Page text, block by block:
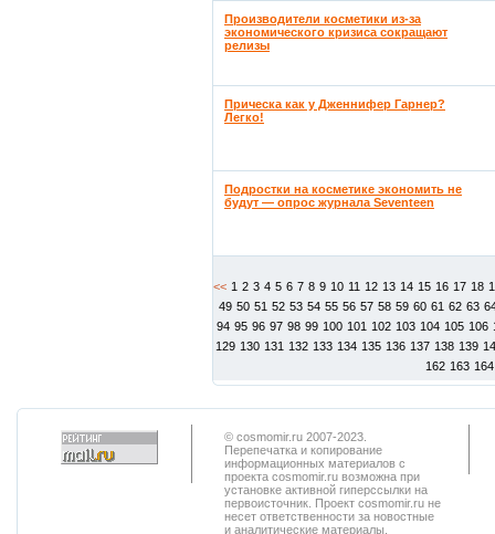
Производители косметики из-за
экономического кризиса сокращают
релизы
Прическа как у Дженнифер Гарнер?
Легко!
Подростки на косметике экономить не
будут — опрос журнала Seventeen
<< 1 2 3 4 5 6 7 8 9 10 11 12 13 14 15 16 17 18
49 50 51 52 53 54 55 56 57 58 59 60 61 62 63
94 95 96 97 98 99 100 101 102 103 104 105 106
129 130 131 132 133 134 135 136 137 138 139
162 163 164
© cosmomir.ru 2007-2023.
Перепечатка и копирование
информационных материалов с
проекта cosmomir.ru возможна при
установке активной гиперссылки на
первоисточник. Проект cosmomir.ru не
несет ответственности за новостные
и аналитические материалы,